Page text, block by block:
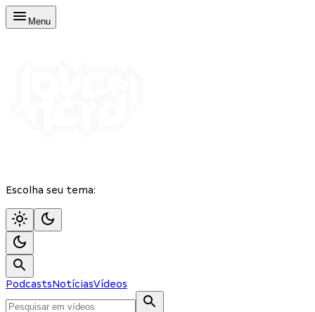
Menu
Escolha seu tema:
PodcastsNotíciasVídeos